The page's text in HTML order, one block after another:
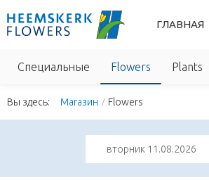
ГЛАВНАЯ
Специальные Flowers Plants
Вы здесь: Магазин Flowers
вторник 11.08.2026